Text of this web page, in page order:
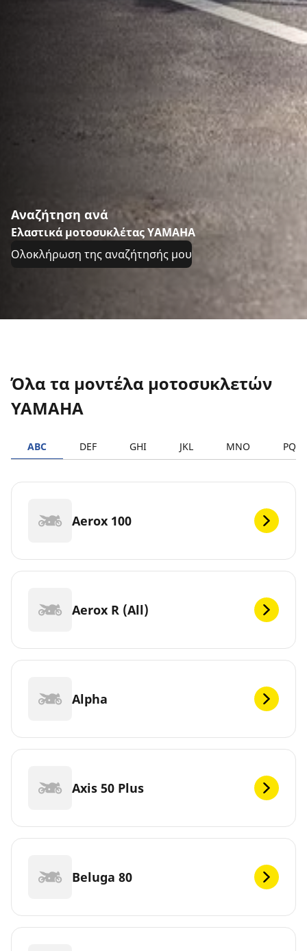
Αναζήτηση ανά
Ελαστικά μοτοσυκλέτας YAMAHA
Ολοκλήρωση της αναζήτησής μου
Όλα τα μοντέλα μοτοσυκλετών
YAMAHA
ABC DEF GHI JKL MNO PQRS
Aerox 100
Aerox R (All)
Alpha
Axis 50 Plus
Beluga 80